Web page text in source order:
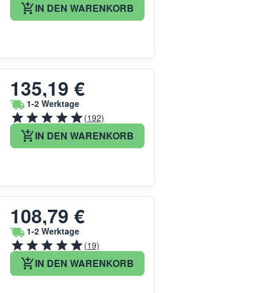
IN DEN WARENKORB
135,19 €
1-2 Werktage
(192)
IN DEN WARENKORB
108,79 €
1-2 Werktage
(19)
IN DEN WARENKORB